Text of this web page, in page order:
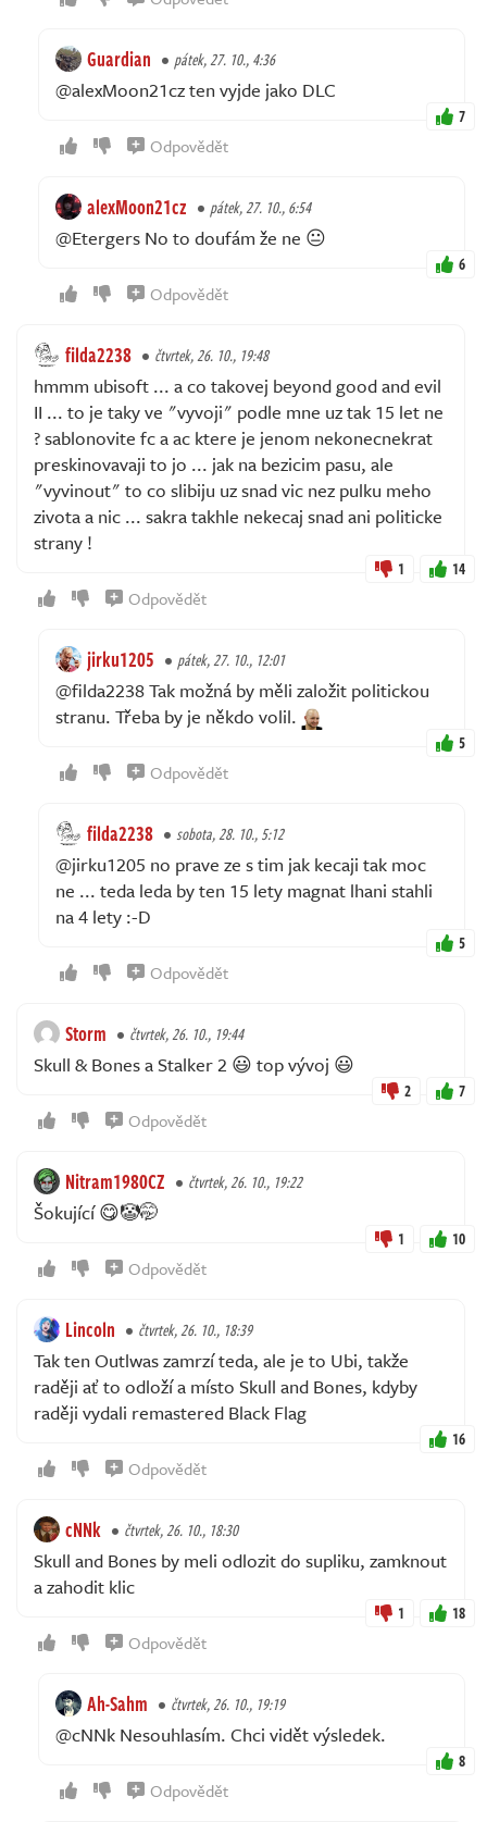
Guardian pátek, 27. 10., 4:36
@alexMoon21cz ten vyjde jako DLC
7
Odpovědět
alexMoon21cz pátek, 27. 10., 6:54
@Etergers No to doufám že ne 😐
6
Odpovědět
filda2238 čtvrtek, 26. 10., 19:48
hmmm ubisoft ... a co takovej beyond good and evil
II ... to je taky ve "vyvoji" podle mne uz tak 15 let ne
? sablonovite fc a ac ktere je jenom nekonecnekrat
preskinovavaji to jo ... jak na bezicim pasu, ale
"vyvinout" to co slibiju uz snad vic nez pulku meho
zivota a nic ... sakra takhle nekecaj snad ani politicke
strany !
1 14
Odpovědět
jirku1205 pátek, 27. 10., 12:01
@filda2238 Tak možná by měli založit politickou
stranu. Třeba by je někdo volil.
5
Odpovědět
filda2238 sobota, 28. 10., 5:12
@jirku1205 no prave ze s tim jak kecaji tak moc
ne ... teda leda by ten 15 lety magnat lhani stahli
na 4 lety :-D
5
Odpovědět
Storm čtvrtek, 26. 10., 19:44
Skull & Bones a Stalker 2 😃 top vývoj 😃
2 7
Odpovědět
Nitram1980CZ čtvrtek, 26. 10., 19:22
Šokující 😋🤡🤭
1 10
Odpovědět
Lincoln čtvrtek, 26. 10., 18:39
Tak ten Outlwas zamrzí teda, ale je to Ubi, takže
raději ať to odloží a místo Skull and Bones, kdyby
raději vydali remastered Black Flag
16
Odpovědět
cNNk čtvrtek, 26. 10., 18:30
Skull and Bones by meli odlozit do supliku, zamknout
a zahodit klic
1 18
Odpovědět
Ah-Sahm čtvrtek, 26. 10., 19:19
@cNNk Nesouhlasím. Chci vidět výsledek.
8
Odpovědět